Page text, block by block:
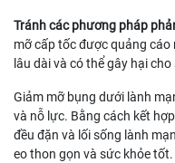
Tránh các phương pháp
mỡ cấp tốc được quảng
lâu dài và có thể gây hại
Giảm mỡ bụng dưới lành
và nỗ lực. Bằng cách kết
đều đặn và lối sống lành
eo thon gọn và sức khỏe tốt.